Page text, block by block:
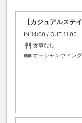
【カジュアルステ
IN チェックイン
14:00 / OUT チェッ
11:00
食事なし
オーシャンウィン